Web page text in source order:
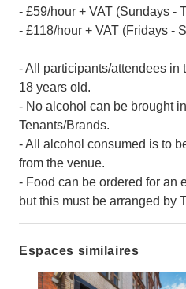
- £59/hour + VAT (Sundays -
- £118/hour + VAT (Fridays -
- All participants/attendees in
18 years old.
- No alcohol can be brought
Tenants/Brands.
- All alcohol consumed is to
from the venue.
- Food can be ordered for an
but this must be arranged by
Espaces similaires